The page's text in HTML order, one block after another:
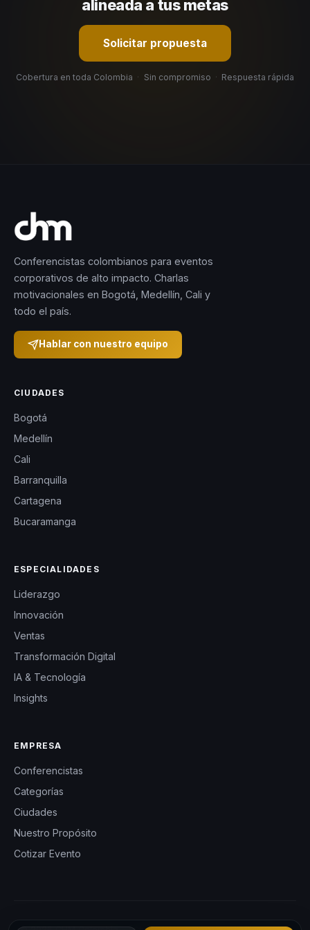
alineada a tus metas
Solicitar propuesta
Cobertura en toda Colombia · Sin compromiso · Respuesta rápida
Conferencistas colombianos para eventos
corporativos de alto impacto. Charlas
motivacionales en Bogotá, Medellín, Cali y
todo el país.
Hablar con nuestro equipo
CIUDADES
Bogotá
Medellín
Cali
Barranquilla
Cartagena
Bucaramanga
ESPECIALIDADES
Liderazgo
Innovación
Ventas
Transformación Digital
IA & Tecnología
Insights
EMPRESA
Conferencistas
Categorías
Ciudades
Nuestro Propósito
Cotizar Evento